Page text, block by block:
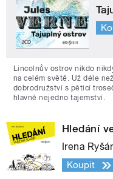
Lincolnův ostrov nikdo
na celém světě. Už déle
dobrodružství s pěticí
hlavně nejedno tajemství.
Hledání
Irena
Koupit